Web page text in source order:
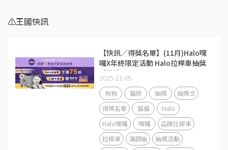
⚠️王國快訊
【快訊／得獎名單】(11月)Halo嘿
囉X年終限定活動 Halo拉桿車抽獎
活動說明
2025-11-05
狗狗 貓咪 抽獎
抽獎文
得獎名單
貓貓
Halo
Halo嘿囉
嘿囉
品牌拉桿車
拉桿車
滿額抽
抽獎活動